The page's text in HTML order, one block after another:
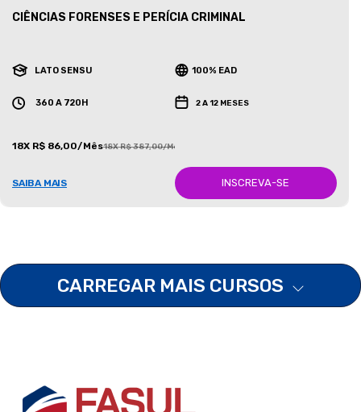
CIÊNCIAS FORENSES E PERÍCIA CRIMINAL
LATO SENSU 100% EAD
360 A 720H 2 A 12 MESES
18X R$ 86,00/Mês18X R$ 387,00/Mês
SAIBA MAIS INSCREVA-SE
CARREGAR MAIS CURSOS